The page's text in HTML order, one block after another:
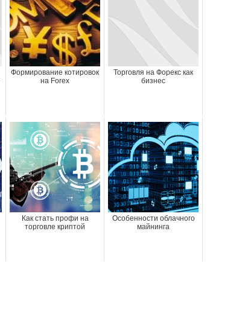
Формирование котировок
на Forex
Торговля на Форекс как
бизнес
Как стать профи на
торговле криптой
Особенности облачного
майнинга